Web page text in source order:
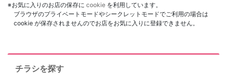
※お気に入りのお店の保存に cookie を利用しています。
ブラウザのプライベートモードやシークレットモードでご利用の場合は
cookie が保存されませんのでお店をお気に入りに登録できません。
チラシを探す